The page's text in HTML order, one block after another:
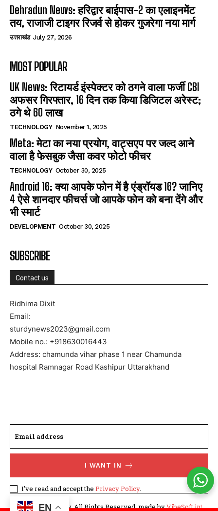
Dehradun News: हरिद्वार बाईपास-2 का एलाइनमेंट
तय, राजाजी टाइगर रिजर्व से होकर गुजरेगा नया मार्ग
उत्तराखंड July 27, 2026
MOST POPULAR
UK News: रिटायर्ड इंस्पेक्टर को ठगने वाला फर्जी CBI
अफसर गिरफ्तार, 16 दिन तक किया डिजिटल अरेस्ट;
ठगे थे 60 लाख
TECHNOLOGY November 1, 2025
Meta: मेटा का नया प्रयोग, वाट्सएप पर जल्द आने
वाला है फेसबुक जैसा कवर फोटो फीचर
TECHNOLOGY October 30, 2025
Android 16: क्या आपके फोन में है एंड्रॉयड 16? जानिए
4 ऐसे शानदार फीचर्स जो आपके फोन को बना देंगे और
भी स्मार्ट
DEVELOPMENT October 30, 2025
SUBSCRIBE
Contact us
Ridhima Dixit
Email:
sturdynews2023@gmail.com
Mobile no.: +918630016443
Address: chamunda vihar phase 1 near Chamunda
hospital Ramnagar Road Kashipur Uttarakhand
I WANT IN
I've read and accept the Privacy Policy.
©WhatTodayNew. All Rights Reserved. made byVibeSoft.in!
EN